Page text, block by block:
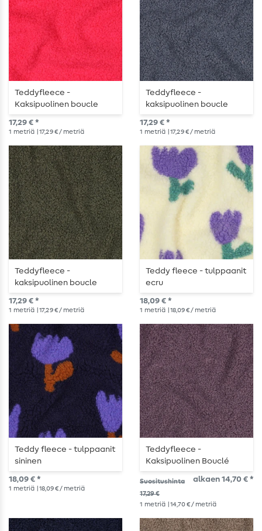
Teddyfleece -
Kaksipuolinen boucle
yksivärinen neonpinkki
17,29 € *
1 metriä | 17,29 € / metriä
Teddyfleece -
kaksipuolinen boucle
yksivärinen farkunsininen
17,29 € *
1 metriä | 17,29 € / metriä
Teddyfleece -
kaksipuolinen boucle
yksivärinen
tummanvihreä
17,29 € *
1 metriä | 17,29 € / metriä
Teddy fleece - tulppaanit
ecru
18,09 € *
1 metriä | 18,09 € / metriä
Teddy fleece - tulppaanit
sininen
18,09 € *
1 metriä | 18,09 € / metriä
Teddyfleece -
Kaksipuolinen Bouclé
Yksivärinen Karhunmarja
Suositushinta
17,29 €
alkaen 14,70 € *
1 metriä | 14,70 € / metriä